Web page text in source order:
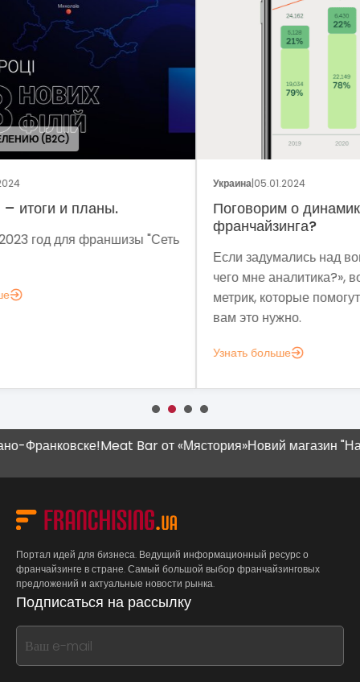
Поговорим о динамике рынка
Если задумались над вопросом «А для
чего мне аналитика?», вот несколько
метрик, которые помогут понять, зачем
мы
Meat Bar от «Мястория»Новий магазин "Наш
Портал идей для бизнеса. Ведущий информационный ресурс о
франчайзинге в стране. Самый большой выбор франчайзинговых
предложений и актуальные новости рынка.
Подписаться на рассылку
If
you